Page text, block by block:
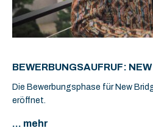
BEWERBUNGSAUFRUF:
Die Bewerbungsphase für New
eröffnet.
... mehr